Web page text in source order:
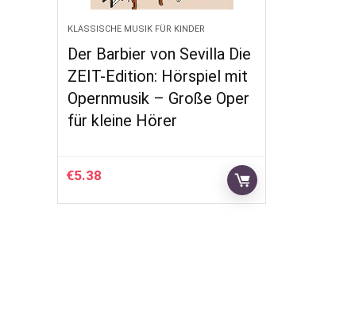
KLASSISCHE MUSIK FÜR KINDER
Der Barbier von Sevilla Die
ZEIT-Edition: Hörspiel mit
Opernmusik – Große Oper
für kleine Hörer
€5.38